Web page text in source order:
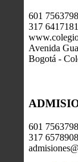
601 7563798
317 6417181
Avenida
Bogotá -
601
317 6578908